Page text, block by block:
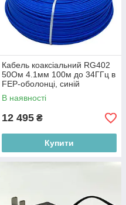
Кабель коаксіальний RG402
50Ом 4.1мм 100м до 34ГГц в
FEP-оболонці, синій
В наявності
12 495 ₴
Купити